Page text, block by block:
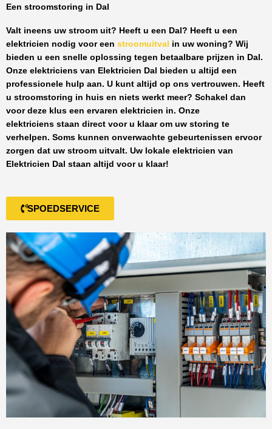
Een stroomstoring in Dal
Valt ineens uw stroom uit? Heeft u een Dal ? Heeft u een
elektricien nodig voor een stroomuitval in uw woning? Wij
bieden u een snelle oplossing tegen betaalbare prijzen in Dal .
Onze elektriciens van Elektricien Dal
bieden u altijd een
professionele hulp aan. U kunt altijd op ons vertrouwen. Heeft
u stroomstoring in huis en niets werkt meer? Schakel dan
voor deze klus een ervaren elektricien in. Onze
elektriciens staan direct voor u klaar om uw storing te
verhelpen. Soms kunnen onverwachte gebeurtenissen ervoor
zorgen dat uw stroom uitvalt. Uw lokale elektricien van
Elektricien Dal staan altijd voor u klaar!
SPOEDSERVICE